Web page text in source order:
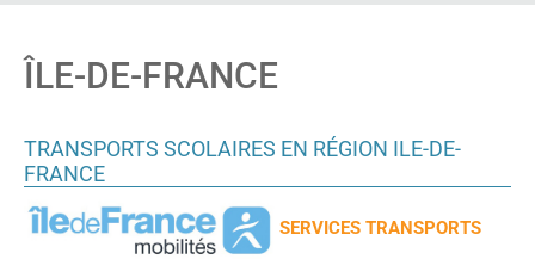
ÎLE-DE-FRANCE
TRANSPORTS SCOLAIRES EN RÉGION ILE-DE-
FRANCE
SERVICES TRANSPORTS